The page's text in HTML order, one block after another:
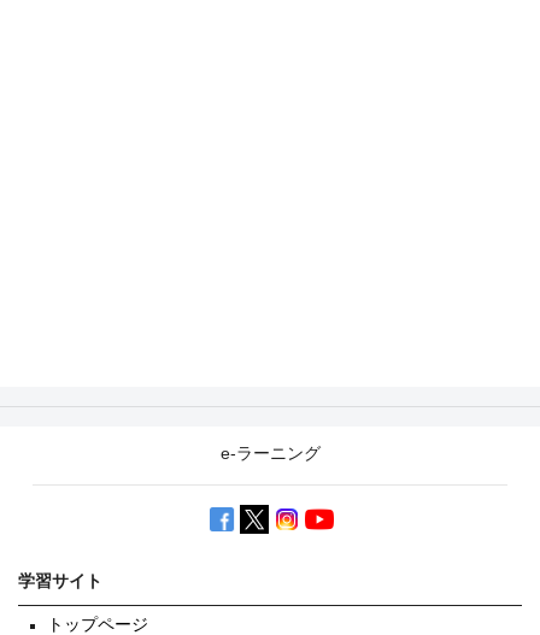
e-ラーニング
学習サイト
トップページ